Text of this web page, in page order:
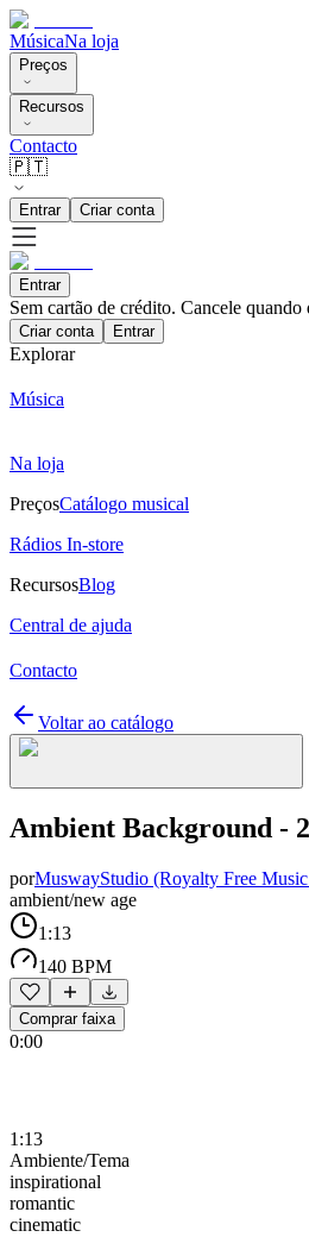
MúsicaNa loja
Preços
Recursos
Contacto
🇵🇹
Entrar Criar conta
Entrar
Sem cartão de crédito. Cancele quando
Criar conta Entrar
Explorar
Música
Na loja
PreçosCatálogo musical
Rádios In-store
RecursosBlog
Central de ajuda
Contacto
Voltar ao catálogo
Ambient Background - 2
porMuswayStudio (Royalty Free
ambient/new age
1:13
140 BPM
Comprar faixa
0:00
1:13
Ambiente/Tema
inspirational
romantic
cinematic